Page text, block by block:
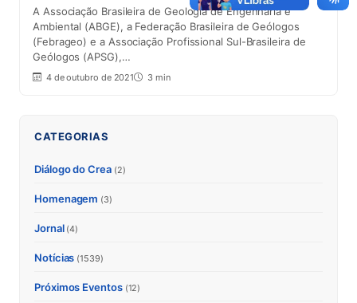
A Associação Brasileira de Geologia de Engenharia e
Ambiental (ABGE), a Federação Brasileira de Geólogos
(Febrageo) e a Associação Profissional Sul-Brasileira de
Geólogos (APSG),…
4 de outubro de 2021 3 min
CATEGORIAS
Diálogo do Crea (2)
Homenagem (3)
Jornal (4)
Notícias (1539)
Próximos Eventos (12)